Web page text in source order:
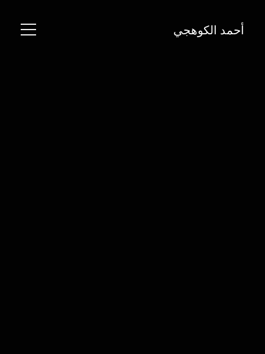
أحمد الكوهجي